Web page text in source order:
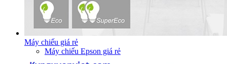
Máy chiếu giá rẻ
Máy chiếu Epson giá rẻ